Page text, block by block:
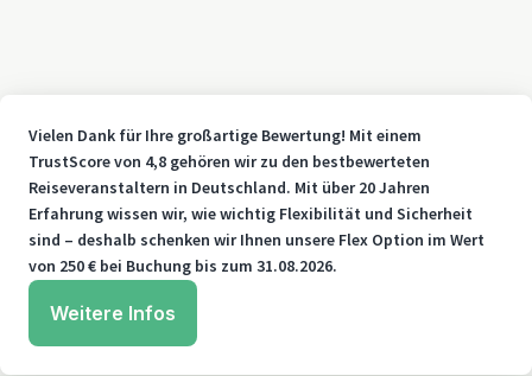
Vielen Dank für Ihre großartige Bewertung! Mit einem
TrustScore von 4,8 gehören wir zu den bestbewerteten
Reiseveranstaltern in Deutschland. Mit über 20 Jahren
Erfahrung wissen wir, wie wichtig Flexibilität und Sicherheit
sind – deshalb schenken wir Ihnen unsere Flex Option im Wert
von 250 € bei Buchung bis zum 31.08.2026.
Weitere Infos